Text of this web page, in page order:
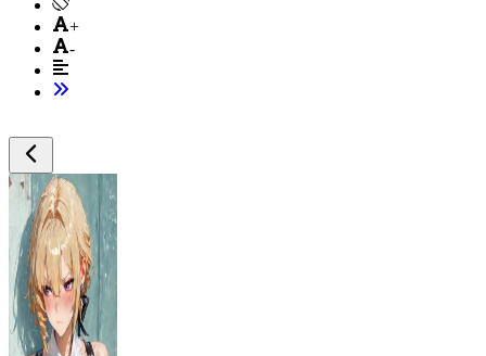
+
-